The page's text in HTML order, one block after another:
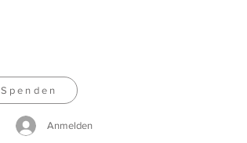
Spenden
Anmelden